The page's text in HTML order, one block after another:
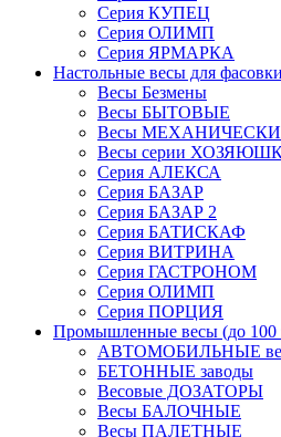
Серия КУПЕЦ
Серия ОЛИМП
Серия ЯРМАРКА
Настольные весы для
Весы Безмены
Весы БЫТОВЫЕ
Весы
Весы серии
Серия АЛЕКСА
Серия БАЗАР
Серия БАЗАР 2
Серия БАТИСКАФ
Серия ВИТРИНА
Серия ГАСТРОНОМ
Серия ОЛИМП
Серия ПОРЦИЯ
Промышленные весы (до 100
АВТОМОБИЛЬНЫЕ
БЕТОННЫЕ заводы
Весовые ДОЗАТОРЫ
Весы БАЛОЧНЫЕ
Весы ПАЛЕТНЫЕ